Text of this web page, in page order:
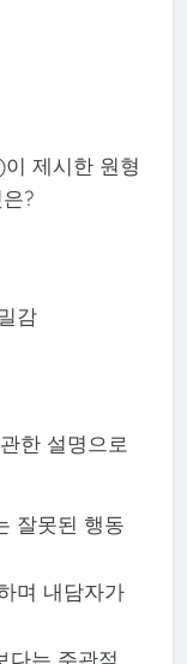
제시한 원형
?
감
한 설명으로
잘못된 행동
며 내담자가
다는 주관적